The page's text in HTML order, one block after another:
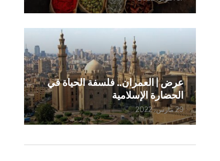
عرض | العمران.. فلسفة الحياة في
الحضارة الإسلامية
29 مارس، 2022